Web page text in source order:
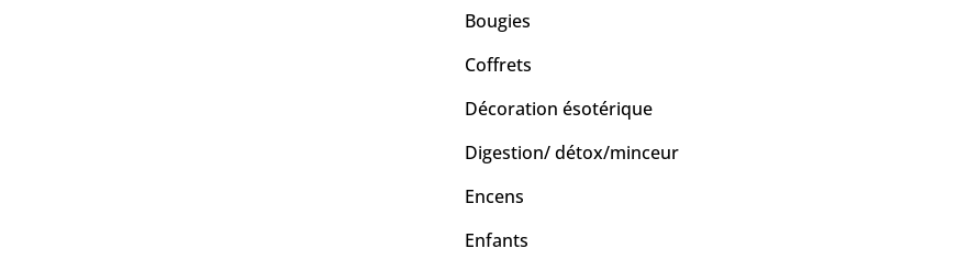
Bougies
Coffrets
Décoration ésotérique
Digestion/ détox/minceur
Encens
Enfants